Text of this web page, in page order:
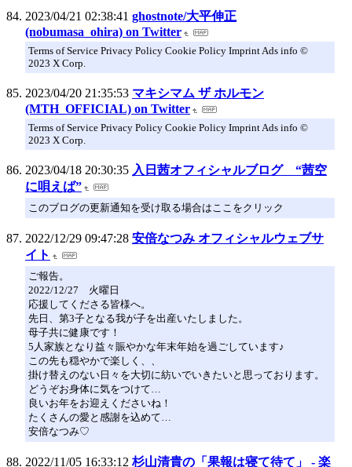
2023/04/21 02:38:41 ghostnote/大平伸正
(nobumasa_ohira) on Twitter
Terms of Service Privacy Policy Cookie Policy Imprint Ads info ©
2023 X Corp.
2023/04/20 21:35:53 マキシマム ザ ホルモン
(MTH_OFFICIAL) on Twitter
Terms of Service Privacy Policy Cookie Policy Imprint Ads info ©
2023 X Corp.
2023/04/18 20:30:35 入日茜オフィシャルブログ “茜空
に唄えば”
このブログの更新通知を受け取る場合はここをクリック
2022/12/29 09:47:28 安倍なつみ オフィシャルウェブサ
イト
ご報告。
2022/12/27 火曜日
応援してくださる皆様へ。
先日、第3子となる我が子を出産いたしました。
母子共に健康です！
5人家族となり益々賑やかな年末年始を過ごしています♪
この先も穏やかで楽しく、、
掛け替えのない日々を大切に紡いでいきたいと思っております。
どうぞお身体に気をつけて…
良いお年をお迎えくださいね！
たくさんの愛と感謝を込めて…
安倍なつみ♡
2022/11/05 16:33:12 杉山清貴の「果報は寝て待て」 - 楽